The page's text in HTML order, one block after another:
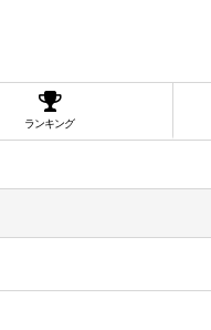
ランキング